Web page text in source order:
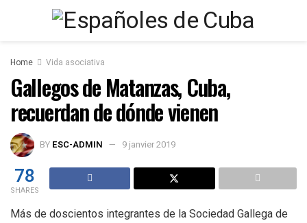
Home Vida asociativa
Gallegos de Matanzas, Cuba,
recuerdan de dónde vienen
BY ESC-ADMIN 9 janvier 2019
78
SHARES
Más de doscientos integrantes de la Sociedad Gallega de